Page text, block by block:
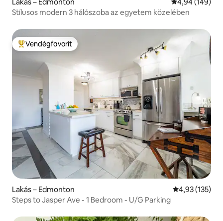
Stílusos modern 3 hálószoba az egyetem közelében
Kiemelt vendégfavorit
Vendégfavorit
Lakás – Edmonton Átlagos
4,93 (135)
Steps to Jasper Ave - 1 Bedroom - U/G Parking